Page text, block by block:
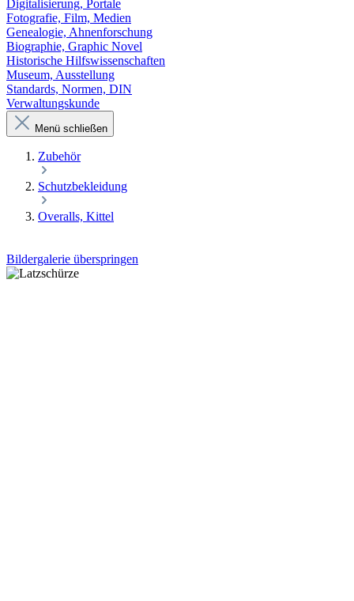
Digitalisierung, Portale
Fotografie, Film, Medien
Genealogie, Ahnenforschung
Biographie, Graphic Novel
Historische Hilfswissenschaften
Museum, Ausstellung
Standards, Normen, DIN
Verwaltungskunde
Menü schließen
Zubehör
Schutzbekleidung
Overalls, Kittel
Bildergalerie überspringen